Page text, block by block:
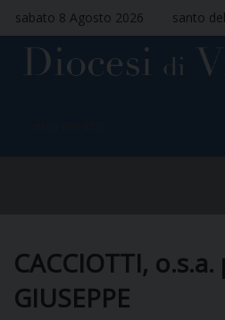
sabato 8 Agosto 2026 santo
CACCIOTTI,
GIUSEPPE